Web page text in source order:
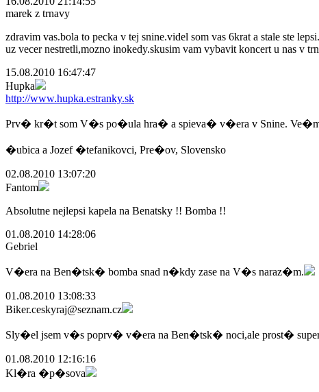
marek z trnavy
zdravim vas.bola to pecka v tej snine.videl som vas 6krat a stale ste
uz vecer nestretli,mozno inokedy.skusim vam vybavit koncert u nas v
15.08.2010 16:47:47
Hupka
http://www.hupka.estranky.sk
Prv� kr�t som V�s po�ula hra� a spieva� v�era v Snine. Ve�mi
�ubica a Jozef �tefanikovci, Pre�ov, Slovensko
02.08.2010 13:07:20
Fantom
Absolutne nejlepsi kapela na Benatsky !! Bomba !!
01.08.2010 14:28:06
Gebriel
V�era na Ben�tsk� bomba snad n�kdy zase na V�s naraz�m.
01.08.2010 13:08:33
Biker.ceskyraj@seznam.cz
Sly�el jsem v�s poprv� v�era na Ben�tsk� noci,ale prost�
01.08.2010 12:16:16
Kl�ra �p�sova